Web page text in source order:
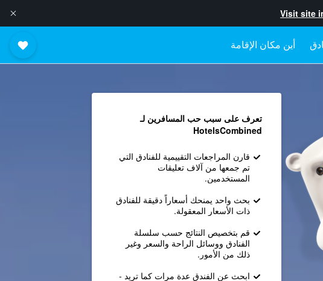
Visit site
أين مكان الإقامة
تعرف على سبب حب المسافرين لـ
HotelsCombined
قارن المراجعات التقييمية للفنادق التي
تم جمعها من آلاف تعليقات
المستخدمين.
بحث واحد يمنحك أسعاراً دقيقة للفنادق
ذات الأسعار المعقولة.
قم بتخصيص النتائج حسب سلسلة
الفنادق ووسائل الراحة والسعر وغير
ذلك من الأمور.
ابحث عن الفندق عدة مرات كما تريد -